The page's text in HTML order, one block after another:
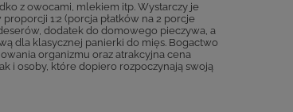
z owocami, mlekiem itp. Wystarczy je
1:2 (porcja płatków na 2 porcje
dodatek do domowego pieczywa, a
dla klasycznej panierki do mięs. Bogactwo
organizmu oraz atrakcyjna cena
i osoby, które dopiero rozpoczynają swoją